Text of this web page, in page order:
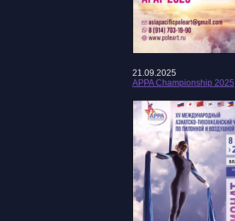
21.09.2025
APPA Championship 2025